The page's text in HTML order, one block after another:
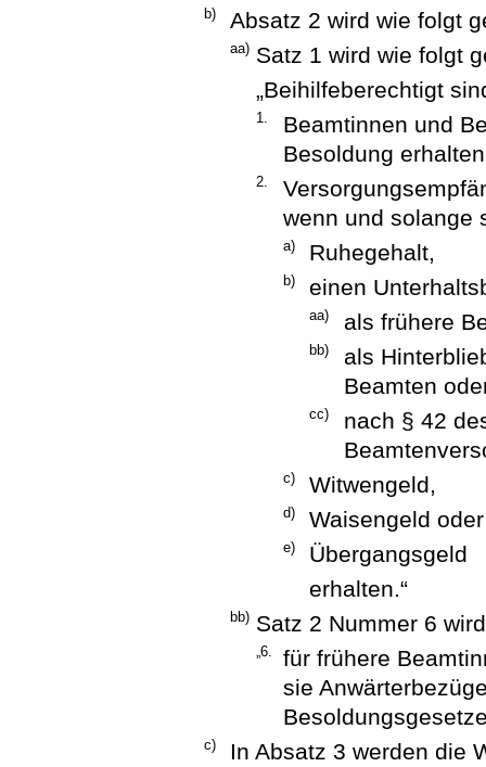
b) Absatz 2 wird wie folgt
aa) Satz 1 wird wie folgt
„Beihilfeberechtigt
1.
Beamtinnen und
Besoldung
2.
wenn und solange
a) Ruhegehalt,
b) einen
aa) als frühere
bb)
als
Beamten
cc)
nach § 42
c) Witwengeld,
d) Waisengeld oder
e)
Übergangsgeld
erhalten.“
bb) Satz 2 Nummer 6
„6.
für frühere
sie
c)
In Absatz 3 werden die